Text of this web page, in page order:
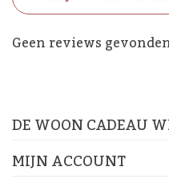
Geen reviews
De Woon
DE WOON CADEAU
MIJN ACCOUNT